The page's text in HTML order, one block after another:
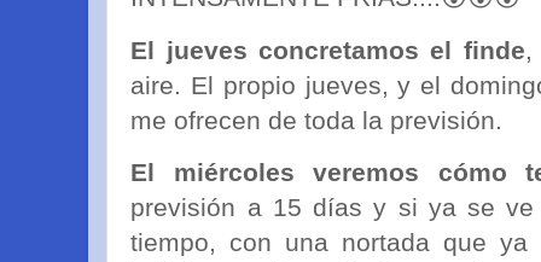
El jueves concretamos el finde
aire. El propio jueves, y el
me ofrecen de toda la previsión.
El miércoles veremos cómo
previsión a 15 días y si ya se
tiempo, con una nortada que